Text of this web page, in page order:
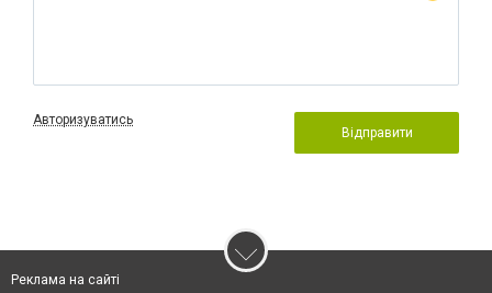
Авторизуватись
Відправити
Реклама на сайті